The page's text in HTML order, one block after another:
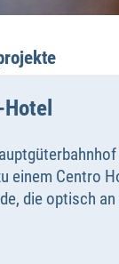
Hotel
einem Centro
die optisch